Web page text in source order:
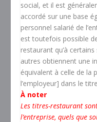
social, et il est
accordé sur une base
personnel salarié de
est toutefois possible
restaurant qu’à
autres obtiennent une
équivalent à celle de la
l’employeur] dans le
À noter
Les titres-restaurant
l’entreprise, quels que